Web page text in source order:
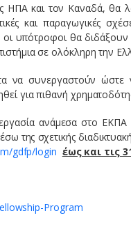
ΗΠΑ και τον Καναδά, θα
και παραγωγικές
οι υπότροφοι θα διδάξουν
σε ολόκληρη την
να συνεργαστούν
για πιθανή
ανάμεσα στο ΕΚΠΑ
της σχετικής
gdfp/login έως και τις
Program